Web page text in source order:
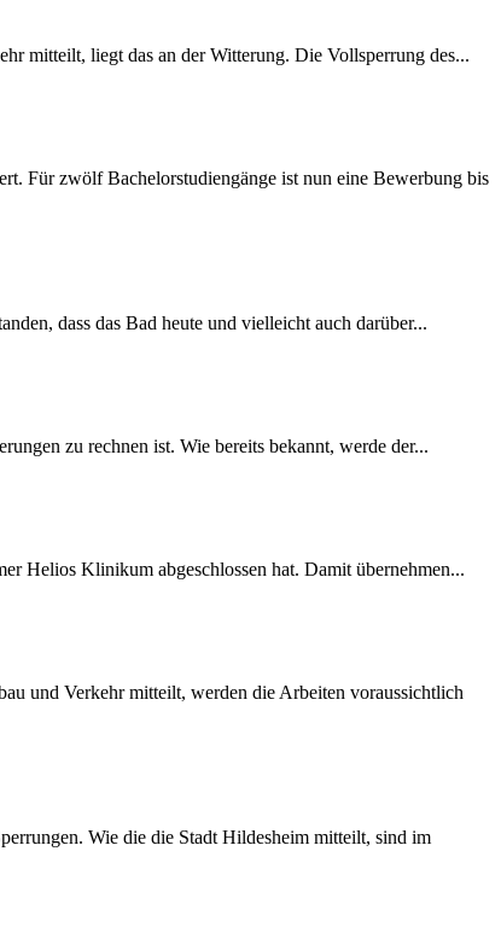
mitteilt, liegt das an der Witterung. Die Vollsperrung des...
Für zwölf Bachelorstudiengänge ist nun eine Bewerbung bis
dass das Bad heute und vielleicht auch darüber...
zu rechnen ist. Wie bereits bekannt, werde der...
Helios Klinikum abgeschlossen hat. Damit übernehmen...
und Verkehr mitteilt, werden die Arbeiten voraussichtlich
Wie die die Stadt Hildesheim mitteilt, sind im